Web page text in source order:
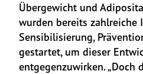
Übergewicht und
wurden bereits zahlreiche
Sensibilisierung,
gestartet, um dieser
entgegenzuwirken. „Doch